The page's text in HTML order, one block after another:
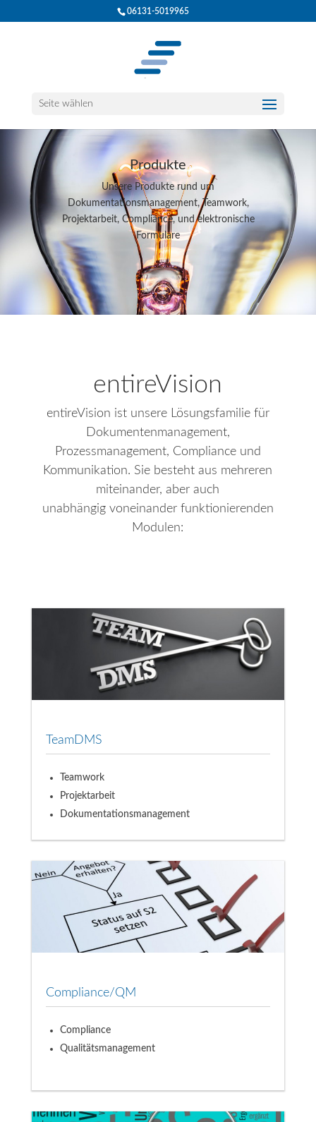
06131-5019965
Seite wählen
Produkte
Unsere Produkte rund um
Dokumentationsmanagement, Teamwork,
Projektarbeit, Compliance, und elektronische
Formulare
entireVision
entireVision ist unsere Lösungsfamilie für
Dokumentenmanagement,
Prozessmanagement, Compliance und
Kommunikation. Sie besteht aus mehreren
miteinander, aber auch
unabhängig voneinander funktionierenden
Modulen:
TeamDMS
Teamwork
Projektarbeit
Dokumentationsmanagement
Compliance/QM
Compliance
Qualitätsmanagement